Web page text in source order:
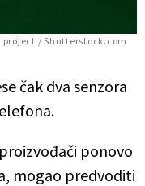
project / Shutterstock.com
čak dva senzora
ponovo
mogao predvoditi